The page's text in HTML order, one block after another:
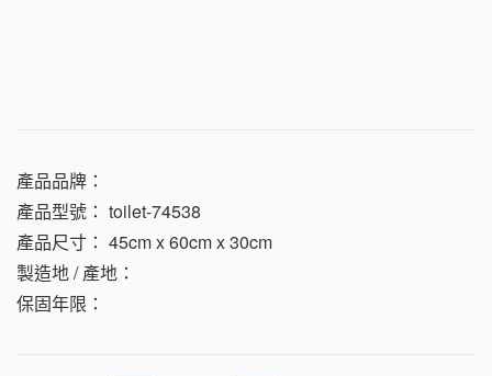
產品品牌：
產品型號： toilet-74538
產品尺寸： 45cm x 60cm x 30cm
製造地 / 產地：
保固年限：